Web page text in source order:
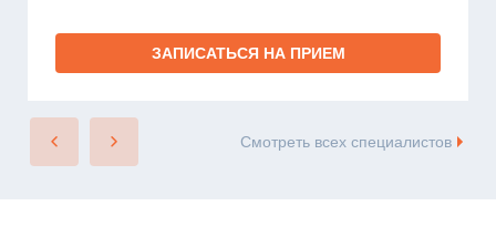
ЗАПИСАТЬСЯ НА ПРИЕМ
Смотреть всех специалистов